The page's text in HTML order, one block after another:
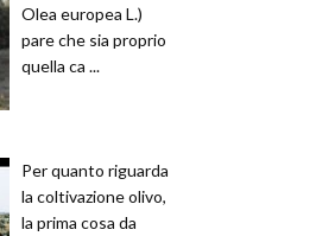
Olea europea L.)
pare che sia proprio
quella ca ...
Per quanto riguarda
la coltivazione olivo,
la prima cosa da